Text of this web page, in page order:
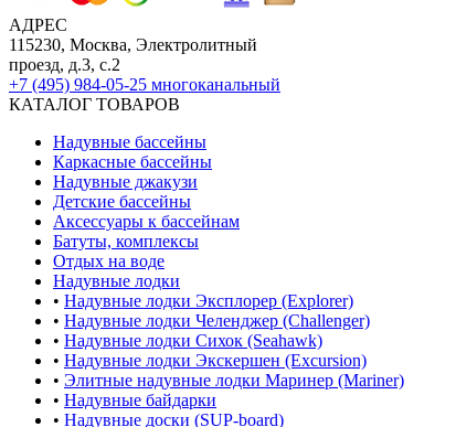
АДРЕС
115230, Москва, Электролитный
проезд, д.3, с.2
+7 (495) 984-05-25 многоканальный
КАТАЛОГ ТОВАРОВ
Надувные бассейны
Каркасные бассейны
Надувные джакузи
Детские бассейны
Аксессуары к бассейнам
Батуты, комплексы
Отдых на воде
Надувные лодки
• Надувные лодки Эксплорер (Explorer)
• Надувные лодки Челенджер (Challenger)
• Надувные лодки Сихок (Seahawk)
• Надувные лодки Экскершен (Excursion)
• Элитные надувные лодки Маринер (Mariner)
• Надувные байдарки
• Надувные доски (SUP-board)